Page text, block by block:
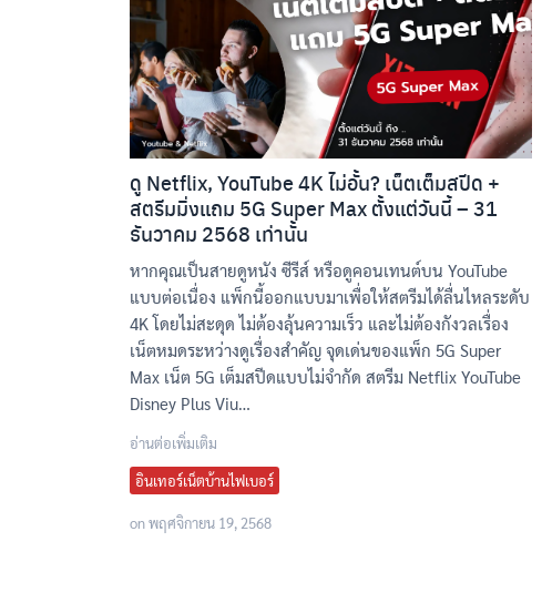
ดู Netflix, YouTube 4K ไม่อั้น? เน็ตเต็มสปีด +
สตรีมมิ่งแถม 5G Super Max ตั้งแต่วันนี้ – 31
ธันวาคม 2568 เท่านั้น
อินเทอร์เน็ตบ้านไฟเบอร์
หากคุณเป็นสายดูหนัง ซีรีส์ หรือดูคอนเทนต์บน YouTube
แบบต่อเนื่อง แพ็กนี้ออกแบบมาเพื่อให้สตรีมได้ลื่นไหลระดับ
4K โดยไม่สะดุด ไม่ต้องลุ้นความเร็ว และไม่ต้องกังวลเรื่อง
เน็ตหมดระหว่างดูเรื่องสำคัญ จุดเด่นของแพ็ก 5G Super
Max เน็ต 5G เต็มสปีดแบบไม่จำกัด สตรีม Netflix YouTube
Disney Plus Viu…
อ่านต่อเพิ่มเติม
onพฤศจิกายน 19, 2568